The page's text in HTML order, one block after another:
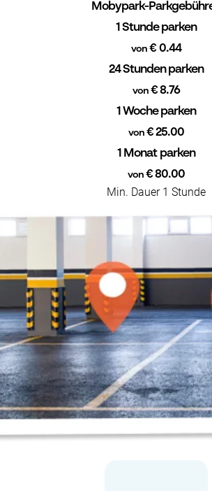
Mobypark-
1 Stunde parken
von € 0.44
24 Stunden parken
von€ 8.76
1 Woche parken
von€ 25.00
1 Monat parken
von€ 80.00
Min. Dauer 1 Stunde